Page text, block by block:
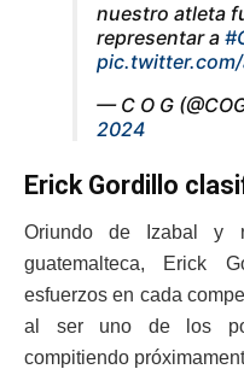
nuestro atleta
representar a
— C O G
2024
Erick Gordillo
Oriundo de Izabal y
guatemalteca, Erick
esfuerzos en cada
al ser uno de los
compitiendo